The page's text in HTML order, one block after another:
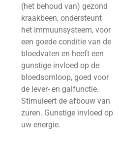
(het behoud van) gezond
kraakbeen, ondersteunt
het immuunsysteem, voor
een goede conditie van de
bloedvaten en heeft een
gunstige invloed op de
bloedsomloop, goed voor
de lever- en galfunctie.
Stimuleert de afbouw van
zuren. Gunstige invloed op
uw energie.